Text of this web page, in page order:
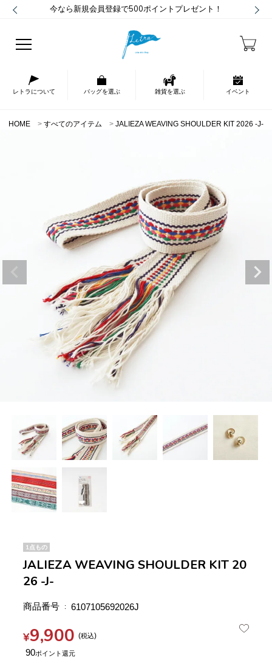
今なら新規会員登録で500ポイントプレゼント！
レトラについて バッグを選ぶ 雑貨を選ぶ イベント
HOME すべてのアイテム JALIEZA WEAVING SHOULDER KIT 2026 -J-
1点もの
JALIEZA WEAVING SHOULDER KIT 20
26 -J-
商品番号 6107105692026J
¥9,900 税込
90